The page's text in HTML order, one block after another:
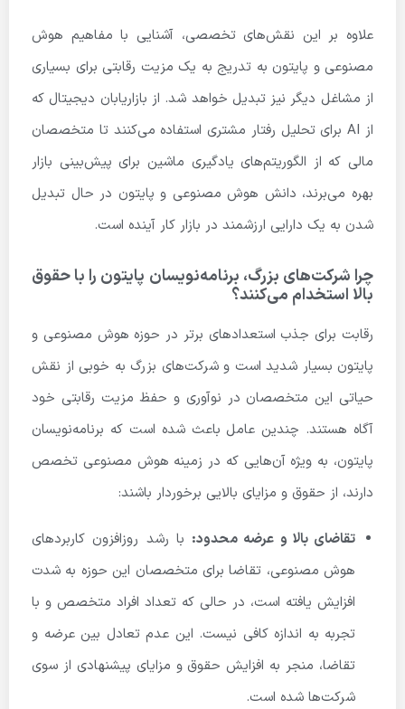
علاوه بر این نقش‌های تخصصی، آشنایی با مفاهیم هوش
مصنوعی و پایتون به تدریج به یک مزیت رقابتی برای بسیاری
از مشاغل دیگر نیز تبدیل خواهد شد. از بازاریابان دیجیتال که
از AI برای تحلیل رفتار مشتری استفاده می‌کنند تا متخصصان
مالی که از الگوریتم‌های یادگیری ماشین برای پیش‌بینی بازار
بهره می‌برند، دانش هوش مصنوعی و پایتون در حال تبدیل
شدن به یک دارایی ارزشمند در بازار کار آینده است.
چرا شرکت‌های بزرگ، برنامه‌نویسان پایتون را با حقوق
بالا استخدام می‌کنند؟
رقابت برای جذب استعدادهای برتر در حوزه هوش مصنوعی و
پایتون بسیار شدید است و شرکت‌های بزرگ به خوبی از نقش
حیاتی این متخصصان در نوآوری و حفظ مزیت رقابتی خود
آگاه هستند. چندین عامل باعث شده است که برنامه‌نویسان
پایتون، به ویژه آن‌هایی که در زمینه هوش مصنوعی تخصص
دارند، از حقوق و مزایای بالایی برخوردار باشند:
تقاضای بالا و عرضه محدود: با رشد روزافزون کاربردهای
هوش مصنوعی، تقاضا برای متخصصان این حوزه به شدت
افزایش یافته است، در حالی که تعداد افراد متخصص و با
تجربه به اندازه کافی نیست. این عدم تعادل بین عرضه و
تقاضا، منجر به افزایش حقوق و مزایای پیشنهادی از سوی
شرکت‌ها شده است.